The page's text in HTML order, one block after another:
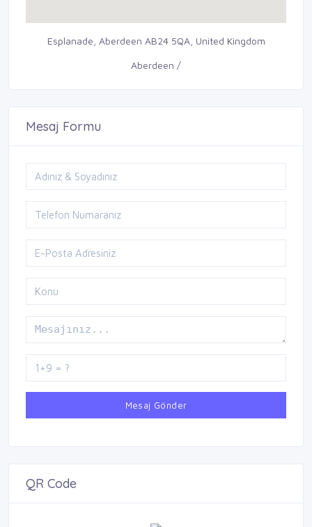
Esplanade, Aberdeen AB24 5QA, United Kingdom
Aberdeen /
Mesaj Formu
Mesaj Gönder
QR Code